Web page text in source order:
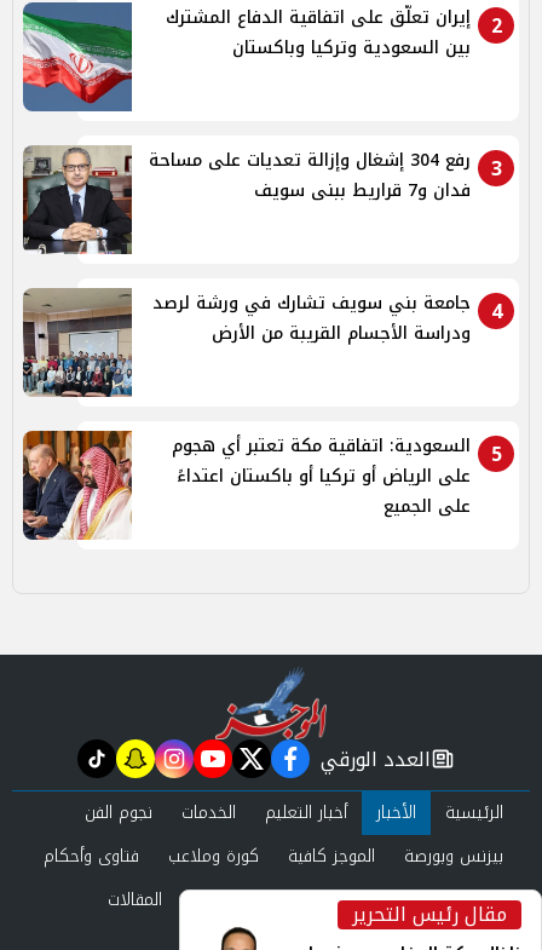
2
إيران تعلّق على اتفاقية الدفاع المشترك
بين السعودية وتركيا وباكستان
3
رفع 304 إشغال وإزالة تعديات على مساحة
فدان و7 قراريط ببنى سويف
4
جامعة بني سويف تشارك في ورشة لرصد
ودراسة الأجسام القريبة من الأرض
5
السعودية: اتفاقية مكة تعتبر أي هجوم
على الرياض أو تركيا أو باكستان اعتداءً
على الجميع
مقال رئيس التحرير
newspaper
العدد الورقي facebook
twitter
youtube
instagram
snapchat
tiktok
الرئيسية الأخبار أخبار التعليم الخدمات
نجوم الفن
بيزنس وبورصة
الموجز كافية كورة وملاعب
فتاوى وأحكام
صحة وجمال
عرب وعالم حوادث ومحاكم
المقالات
العدد الورقي